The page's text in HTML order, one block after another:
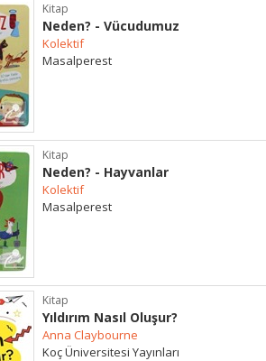
Kitap
Neden? - Vücudumuz
Kolektif
Masalperest
Kitap
Neden? - Hayvanlar
Kolektif
Masalperest
Kitap
Yıldırım Nasıl Oluşur?
Anna Claybourne
Koç Üniversitesi Yayınları